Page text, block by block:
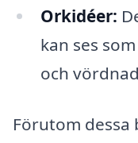
Orkidéer:
kan ses
och
Förutom dessa